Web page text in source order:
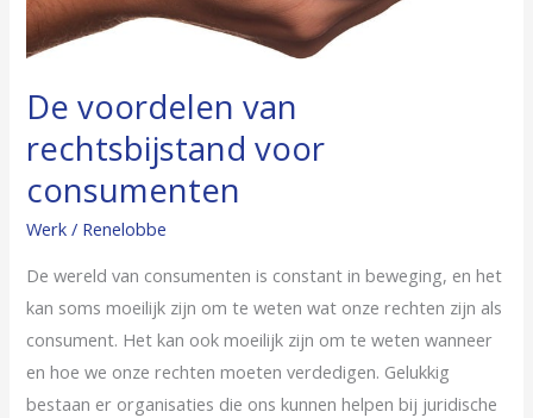
De voordelen van
rechtsbijstand voor
consumenten
Werk / Renelobbe
De wereld van consumenten is constant in beweging, en het
kan soms moeilijk zijn om te weten wat onze rechten zijn als
consument. Het kan ook moeilijk zijn om te weten wanneer
en hoe we onze rechten moeten verdedigen. Gelukkig
bestaan er organisaties die ons kunnen helpen bij juridische